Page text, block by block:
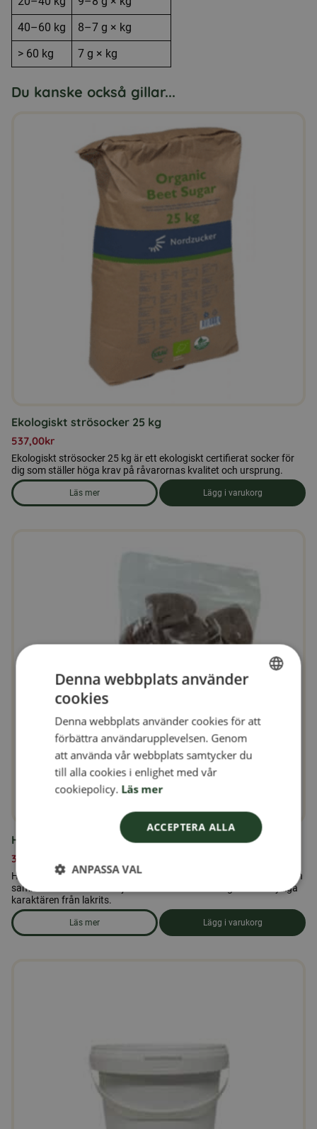
40–60 kg
8–7 g × kg
> 60 kg
7 g × kg
Du kanske också gillar...
Ekologiskt strösocker 25 kg
537,00kr
Ekologiskt strösocker 25 kg är ett ekologiskt certifierat socker för
dig som ställer höga krav på råvarornas kvalitet och ursprung.
Läs mer
om produkten Ekologiskt strösocker 25 kg
Lägg i varukorg
Honungslakrits Karameller 100gr
39,00
Honungslakrits Karameller kombinerar två älskade smaker i en och
samma karamell – den mjuka sötman från honung och den fylliga
karaktären från lakrits.
Läs mer
om produkten Honungslakrits Karameller 100gr
Lägg i varukorg
FINNISH
DANISH
Denna webbplats använder
cookies
Denna webbplats använder cookies för att
förbättra användarupplevelsen. Genom
att använda vår webbplats samtycker du
till alla cookies i enlighet med vår
cookiepolicy. Läs mer
ACCEPTERA ALLA
ANPASSA VAL